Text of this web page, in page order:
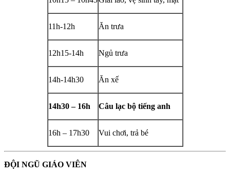
11h-12h Ăn trưa
12h15-14h Ngủ trưa
14h-14h30 Ăn xế
14h30 – 16h Câu lạc bộ tiếng anh
16h – 17h30 Vui chơi, trả bé
ĐỘI NGŨ GIÁO VIÊN